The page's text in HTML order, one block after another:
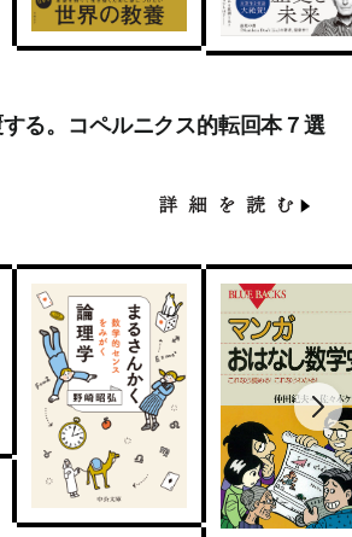
る。コペルニクス的転回本７選